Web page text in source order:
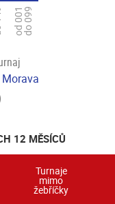
od 001do 099
12 MĚSÍCŮ
Turnaje
mimo
žebříčky